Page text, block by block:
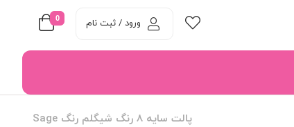
0 ورود / ثبت نام
پالت سایه 8 رنگ شیگلم رنگ Sage